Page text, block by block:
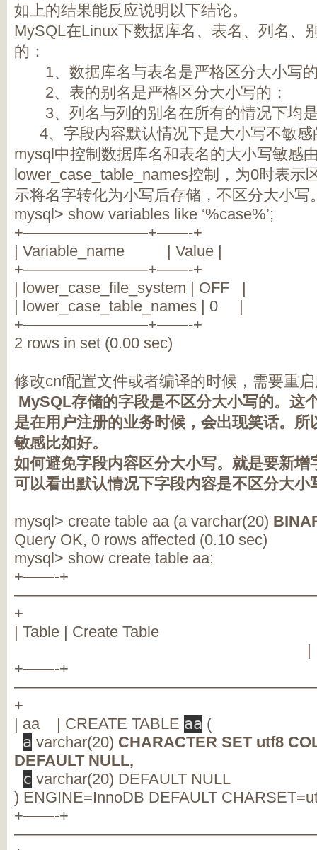
如上的结果能反应说明以下结论。
MySQL在Linux下数据库名、表名、列名、
的：
1、数据库名与表名是严格区分大小写
2、表的别名是严格区分大小写的；
3、列名与列的别名在所有的情况下均
4、字段内容默认情况下是大小写不敏感
mysql中控制数据库名和表名的大小写敏感
lower_case_table_names控制，为0时表示
示将名字转化为小写后存储，不区分大小写
mysql> show variables like ‘%case%’;
+————————+——-+
| Variable_name | Value |
+————————+——-+
| lower_case_file_system | OFF |
| lower_case_table_names | 0 |
+————————+——-+
2 rows in set (0.00 sec)
修改cnf配置文件或者编译的时候，需要重
MySQL存储的字段是不区分大小写的。这
是在用户注册的业务时候，会出现笑话。所
敏感比如好。
如何避免字段内容区分大小写。就是要新增
可以看出默认情况下字段内容是不区分大小
mysql> create table aa (a varchar(20)
Query OK, 0 rows affected (0.10 sec)
mysql> show create table aa;
+——-+
+
| Table |
|
+——-+
+
| aa | CREATE TABLE aa (
a varchar(20) CHARACTER SET utf8
DEFAULT NULL,
c varchar(20) DEFAULT NULL
) ENGINE=InnoDB DEFAULT
+——-+